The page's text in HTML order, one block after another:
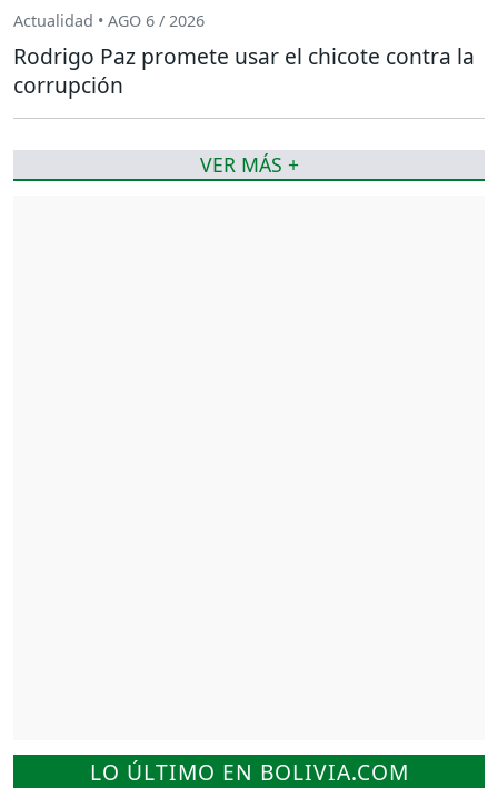
LO ÚLTIMO EN BOLIVIA.COM
Actualidad • AGO 6 / 2026
Rodrigo Paz promete usar el chicote contra la
corrupción
VER MÁS +